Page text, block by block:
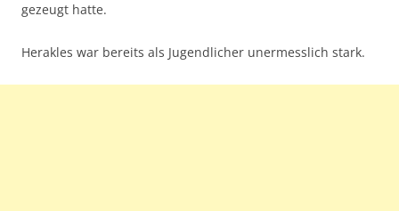
gezeugt hatte.
Herakles war bereits als Jugendlicher unermesslich stark.